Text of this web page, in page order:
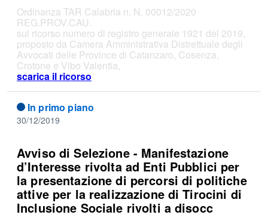
Ordinanza TAR Calabria n. N. 00012/2020
REG.PROV.CAU.
sul ricorso numero di registro generale 1921 del 2019,
proposto da Camera Amministrativa Distrettuale degli
Avvocati delle Province di Catanzaro, Cosenza,
Crotone e Vibo Valentia,
scarica il ricorso
In primo piano
30/12/2019
Avviso di Selezione - Manifestazione
d’Interesse rivolta ad Enti Pubblici per
la presentazione di percorsi di politiche
attive per la realizzazione di Tirocini di
Inclusione Sociale rivolti a disocc